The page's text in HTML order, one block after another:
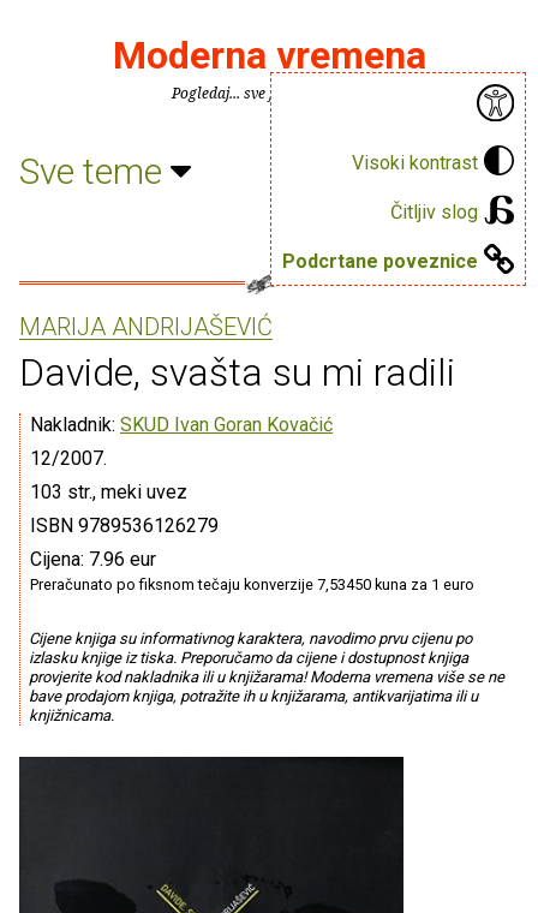
Visoki kontrast
Čitljiv slog
Podcrtane poveznice
Moderna vremena
Pogledaj... sve je puno knjiga.
Sve teme
MARIJA ANDRIJAŠEVIĆ
Davide, svašta su mi radili
Nakladnik: SKUD Ivan Goran Kovačić
12/2007.
103 str., meki uvez
ISBN 9789536126279
Cijena: 7.96 eur
Preračunato po fiksnom tečaju konverzije 7,53450 kuna za 1 euro
Cijene knjiga su informativnog karaktera, navodimo prvu cijenu po
izlasku knjige iz tiska. Preporučamo da cijene i dostupnost knjiga
provjerite kod nakladnika ili u knjižarama! Moderna vremena više se ne
bave prodajom knjiga, potražite ih u knjižarama, antikvarijatima ili u
knjižnicama.